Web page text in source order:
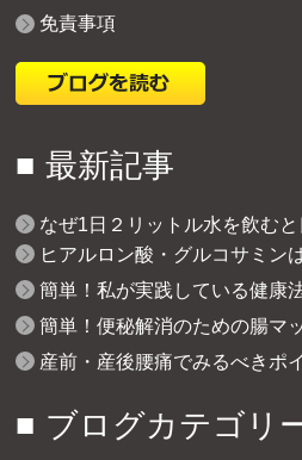
免責事項
最新記事
なぜ1日２リットル水を飲むと
ヒアルロン酸・グルコサミン
簡単！私が実践している健康
簡単！便秘解消のための腸マ
産前・産後腰痛でみるべきポ
ブログカテゴリ